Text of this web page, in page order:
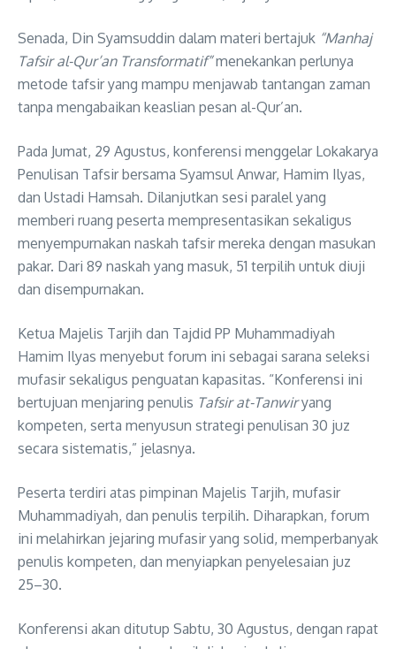
Senada, Din Syamsuddin dalam materi bertajuk “Manhaj
Tafsir al-Qur’an Transformatif”menekankan perlunya
metode tafsir yang mampu menjawab tantangan zaman
tanpa mengabaikan keaslian pesan al-Qur’an.
Pada Jumat, 29 Agustus, konferensi menggelar Lokakarya
Penulisan Tafsir bersama Syamsul Anwar, Hamim Ilyas,
dan Ustadi Hamsah. Dilanjutkan sesi paralel yang
memberi ruang peserta mempresentasikan sekaligus
menyempurnakan naskah tafsir mereka dengan masukan
pakar. Dari 89 naskah yang masuk, 51 terpilih untuk diuji
dan disempurnakan.
Ketua Majelis Tarjih dan Tajdid PP Muhammadiyah
Hamim Ilyas menyebut forum ini sebagai sarana seleksi
mufasir sekaligus penguatan kapasitas. “Konferensi ini
bertujuan menjaring penulis Tafsir at-Tanwiryang
kompeten, serta menyusun strategi penulisan 30 juz
secara sistematis,” jelasnya.
Peserta terdiri atas pimpinan Majelis Tarjih, mufasir
Muhammadiyah, dan penulis terpilih. Diharapkan, forum
ini melahirkan jejaring mufasir yang solid, memperbanyak
penulis kompeten, dan menyiapkan penyelesaian juz
25–30.
Konferensi akan ditutup Sabtu, 30 Agustus, dengan rapat